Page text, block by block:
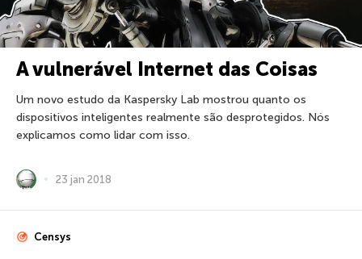
A vulnerável Internet das Coisas
Um novo estudo da Kaspersky Lab mostrou quanto os
dispositivos inteligentes realmente são desprotegidos. Nós
explicamos como lidar com isso.
23 jan 2018
Censys